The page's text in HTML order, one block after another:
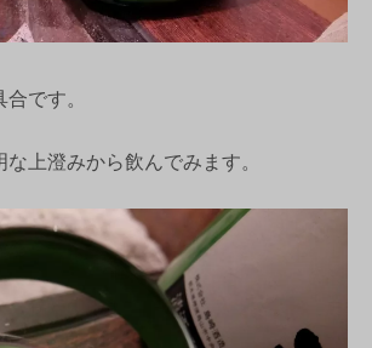
です。
上澄みから飲んでみます。